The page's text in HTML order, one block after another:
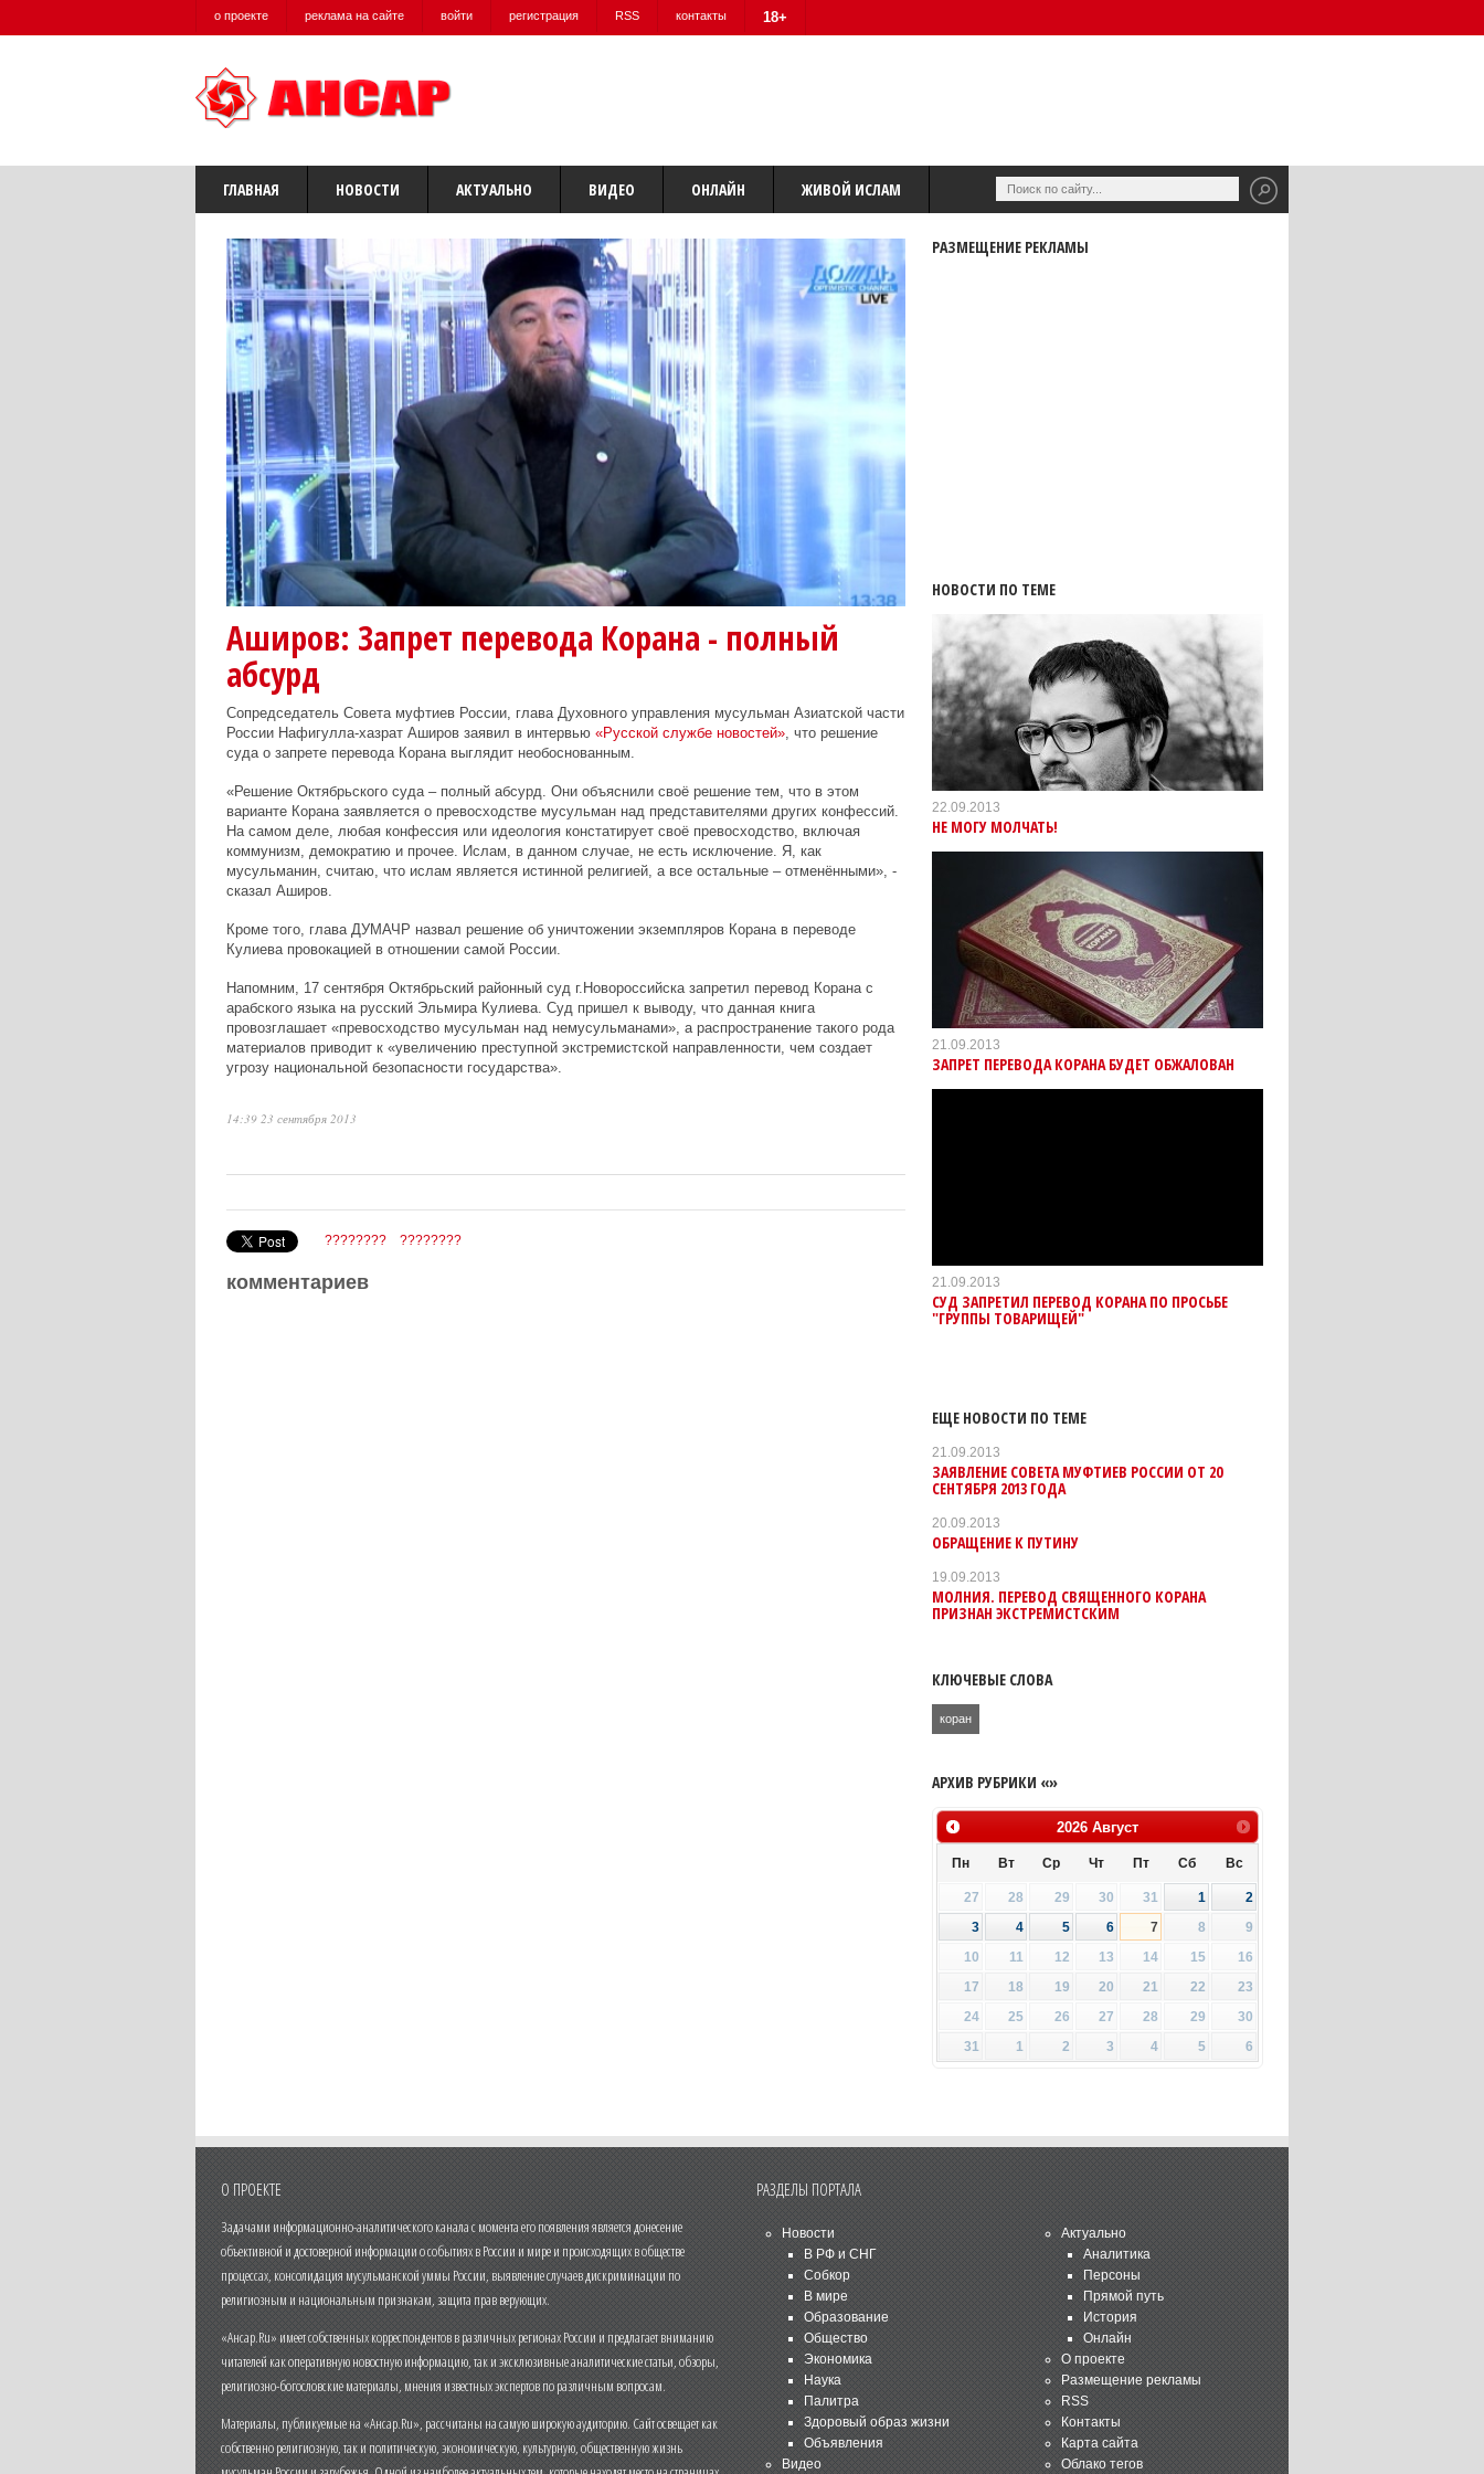
о проекте реклама на сайте войти регистрация RSS контакты 18+
ГЛАВНАЯ НОВОСТИ АКТУАЛЬНО ВИДЕО ОНЛАЙН ЖИВОЙ ИСЛАМ
Аширов: Запрет перевода Корана - полный
абсурд
Сопредседатель Совета муфтиев России, глава Духовного управления мусульман Азиатской части
России Нафигулла-хазрат Аширов заявил в интервью «Русской службе новостей», что решение
суда о запрете перевода Корана выглядит необоснованным.
«Решение Октябрьского суда – полный абсурд. Они объяснили своё решение тем, что в этом
варианте Корана заявляется о превосходстве мусульман над представителями других конфессий.
На самом деле, любая конфессия или идеология констатирует своё превосходство, включая
коммунизм, демократию и прочее. Ислам, в данном случае, не есть исключение. Я, как
мусульманин, считаю, что ислам является истинной религией, а все остальные – отменёнными», -
сказал Аширов.
Кроме того, глава ДУМАЧР назвал решение об уничтожении экземпляров Корана в переводе
Кулиева провокацией в отношении самой России.
Напомним, 17 сентября Октябрьский районный суд г.Новороссийска запретил перевод Корана с
арабского языка на русский Эльмира Кулиева. Суд пришел к выводу, что данная книга
провозглашает «превосходство мусульман над немусульманами», а распространение такого рода
материалов приводит к «увеличению преступной экстремистской направленности, чем создает
угрозу национальной безопасности государства».
14:39 23 сентября 2013
???????? ????????
комментариев
РАЗМЕЩЕНИЕ РЕКЛАМЫ
НОВОСТИ ПО ТЕМЕ
22.09.2013
НЕ МОГУ МОЛЧАТЬ!
21.09.2013
ЗАПРЕТ ПЕРЕВОДА КОРАНА БУДЕТ ОБЖАЛОВАН
21.09.2013
СУД ЗАПРЕТИЛ ПЕРЕВОД КОРАНА ПО ПРОСЬБЕ
"ГРУППЫ ТОВАРИЩЕЙ"
ЕЩЕ НОВОСТИ ПО ТЕМЕ
21.09.2013
ЗАЯВЛЕНИЕ СОВЕТА МУФТИЕВ РОССИИ ОТ 20
СЕНТЯБРЯ 2013 ГОДА
20.09.2013
ОБРАЩЕНИЕ К ПУТИНУ
19.09.2013
МОЛНИЯ. ПЕРЕВОД СВЯЩЕННОГО КОРАНА
ПРИЗНАН ЭКСТРЕМИСТСКИМ
КЛЮЧЕВЫЕ СЛОВА
коран
АРХИВ РУБРИКИ «»
2026 Август
Пн Вт Ср Чт Пт Сб Вс
27 28 29 30 31 1
2
3
4 5 6 7 8
9
10
11 12 13 14 15
16
17
18 19 20 21 22
23
24
25 26 27 28 29
30
31
1 2 3 4 5 6
О ПРОЕКТЕ
Задачами информационно-аналитического канала с момента его появления является донесение
объективной и достоверной информации о событиях в России и мире и происходящих в обществе
процессах, консолидация мусульманской уммы России, выявление случаев дискриминации по
религиозным и национальным признакам, защита прав верующих.
«Ансар.Ru» имеет собственных корреспондентов в различных регионах России и предлагает вниманию
читателей как оперативную новостную информацию, так и эксклюзивные аналитические статьи, обзоры,
религиозно-богословские материалы, мнения известных экспертов по различным вопросам.
Материалы, публикуемые на «Ансар.Ru», рассчитаны на самую широкую аудиторию. Сайт освещает как
собственно религиозную, так и политическую, экономическую, культурную, общественную жизнь
РАЗДЕЛЫ ПОРТАЛА
Новости
В РФ и СНГ
Собкор
В мире
Образование
Общество
Экономика
Наука
Палитра
Здоровый образ жизни
Объявления
Видео
Актуально
Аналитика
Персоны
Прямой путь
История
Онлайн
О проекте
Размещение рекламы
RSS
Контакты
Карта сайта
Облако тегов